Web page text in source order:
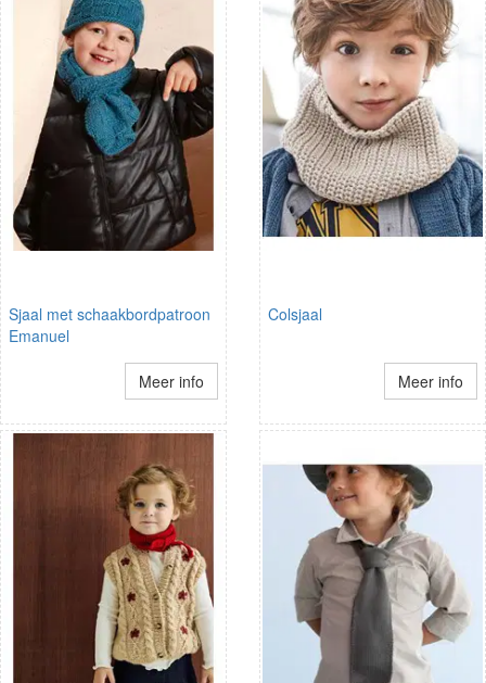
Sjaal met schaakbordpatroon
Emanuel
Meer info
Colsjaal
Meer info